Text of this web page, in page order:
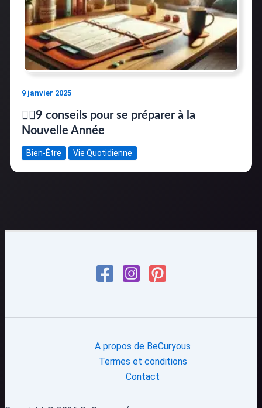
9 janvier 2025
🤸‍♂️9 conseils pour se préparer à la
Nouvelle Année
Bien-Être Vie Quotidienne
A propos de BeCuryous
Termes et conditions
Contact